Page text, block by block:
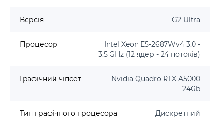
Версія G2 Ultra
Процесор
Intel Xeon E5-2687Wv4 3.0 -
3.5 GHz (12 ядер - 24 потоків)
Графічний чіпсет
Nvidia Quadro RTX A5000
24Gb
Тип графічного процесора Дискретний